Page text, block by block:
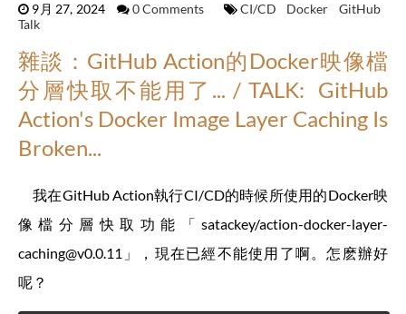
9月 27, 2024 0 Comments CI/CD Docker
GitHub
Talk
雜談：GitHub Action的Docker映像檔
分層快取不能用了... / TALK: GitHub
Action's Docker Image Layer Caching Is
Broken...
我在GitHub Action執行CI/CD的時候所使用的Docker映
像檔分層快取功能「satackey/action-docker-layer-
caching@v0.0.11」，現在已經不能使用了啊。怎麽辦好
呢？